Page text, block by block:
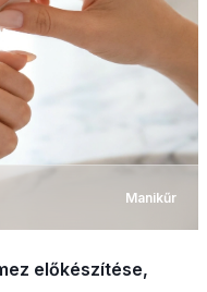
Manikűr
előkészítése,